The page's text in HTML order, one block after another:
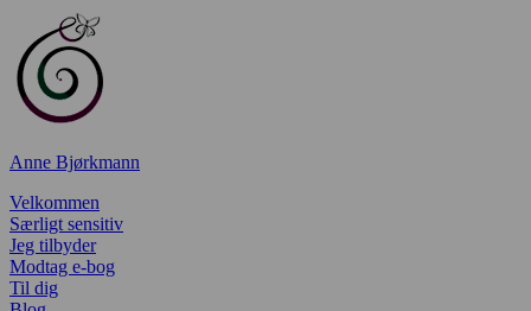
Anne Bjørkmann
Velkommen
Særligt sensitiv
Jeg tilbyder
Modtag e-bog
Til dig